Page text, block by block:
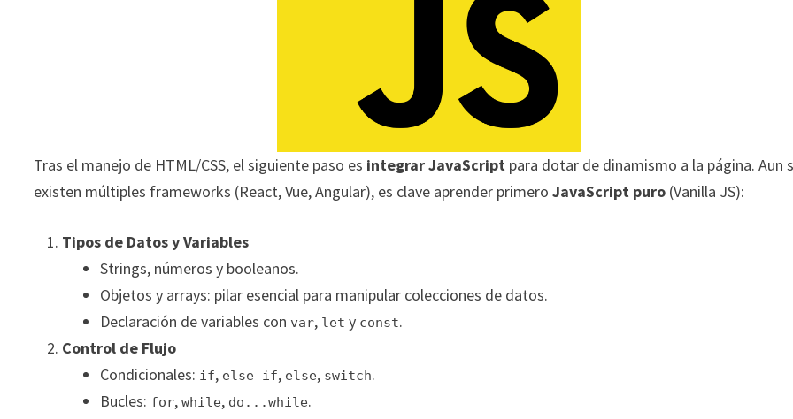
Tras el manejo de HTML/CSS, el siguiente paso es integrar JavaScript para dotar de dinamismo a la página. Aun
existen múltiples frameworks (React, Vue, Angular), es clave aprender primeroJavaScript puro (Vanilla JS):
Tipos de Datos y Variables
Strings, números y booleanos.
Objetos y arrays: pilar esencial para manipular colecciones de datos.
Declaración de variables con var, let y const.
Control de Flujo
Condicionales: if, else if, else, switch.
Bucles: for,while, do...while.